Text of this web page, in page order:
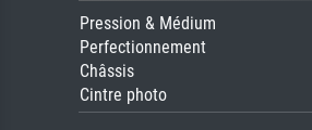
Pression & Médium
Perfectionnement
Châssis
Cintre photo